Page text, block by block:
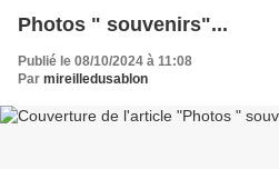
Photos " souvenirs"...
Publié le 08/10/2024 à 11:08
Par mireilledusablon